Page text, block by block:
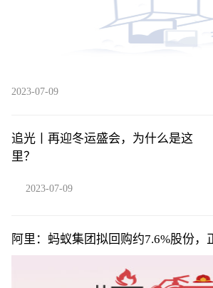
2023-07-09
追光丨再迎冬运盛会，为什么是这
里？
2023-07-09
阿里：蚂蚁集团拟回购约7.6%股份，